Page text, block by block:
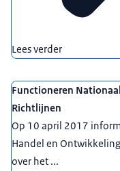
Lees verder
Functioneren
Richtlijnen
Op 10 april 2017
Handel en
over het ...